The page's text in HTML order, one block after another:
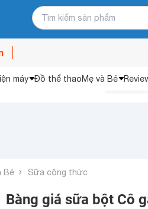
máy Đồ thể thaoMẹ và Bé
Bé Sữa công thức
Bàng giá sữa bột Cô